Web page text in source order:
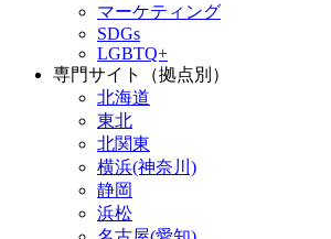
マーケティング
SDGs
LGBTQ+
専門サイト（拠点別）
北海道
東北
北関東
横浜(神奈川)
静岡
浜松